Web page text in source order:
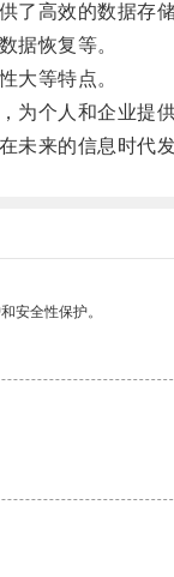
高效的数据存储
恢复等。
等特点。
个人和企业提供
来的信息时代发
安全性保护。